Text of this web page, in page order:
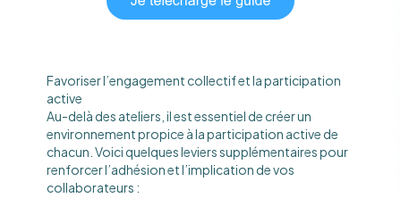
Favoriser l’engagement collectif et la participation
active
Au-delà des ateliers, il est essentiel de créer un
environnement propice à la participation active de
chacun. Voici quelques leviers supplémentaires pour
renforcer l’adhésion et l’implication de vos
collaborateurs :